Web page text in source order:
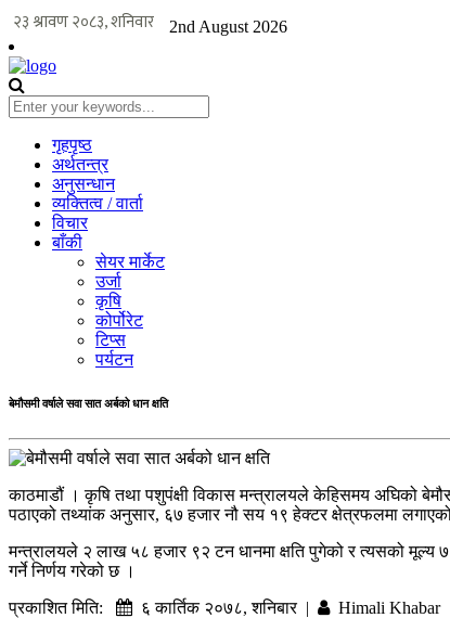
2nd August 2026
गृहपृष्ठ
अर्थतन्त्र
अनुसन्धान
व्यक्तित्व / वार्ता
विचार
बाँकी
सेयर मार्केट
उर्जा
कृषि
कोर्पोरेट
टिप्स
पर्यटन
बेमौसमी वर्षाले सवा सात अर्बको धान क्षति
काठमाडौं । कृषि तथा पशुपंक्षी विकास मन्त्रालयले केहिसमय अघिको
पठाएको तथ्यांक अनुसार, ६७ हजार नौ सय १९ हेक्टर क्षेत्रफलमा लगाएको
मन्त्रालयले २ लाख ५८ हजार ९२ टन धानमा क्षति पुगेको र त्यसको मूल्य
गर्ने निर्णय गरेको छ ।
प्रकाशित मिति:
६ कार्तिक २०७८, शनिबार | Himali Khabar